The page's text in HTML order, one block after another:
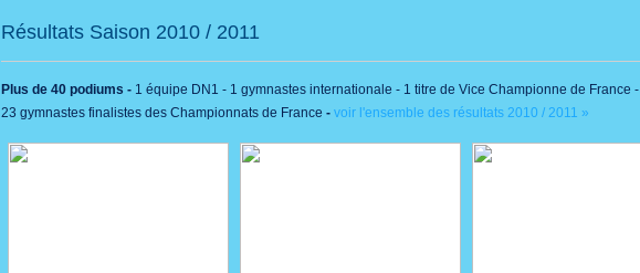
Résultats Saison 2010 / 2011
Plus de 40 podiums - 1 équipe DN1 - 1 gymnastes internationale - 1 titre de Vice Championne de France -
23 gymnastes finalistes des Championnats de France - voir l'ensemble des résultats 2010 / 2011 »